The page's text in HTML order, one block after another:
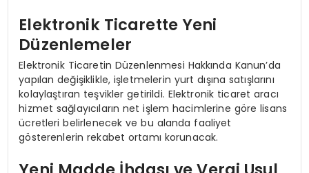
Elektronik Ticarette Yeni
Düzenlemeler
Elektronik Ticaretin Düzenlenmesi Hakkında Kanun’da
yapılan değişiklikle, işletmelerin yurt dışına satışlarını
kolaylaştıran teşvikler getirildi. Elektronik ticaret aracı
hizmet sağlayıcıların net işlem hacimlerine göre lisans
ücretleri belirlenecek ve bu alanda faaliyet
gösterenlerin rekabet ortamı korunacak.